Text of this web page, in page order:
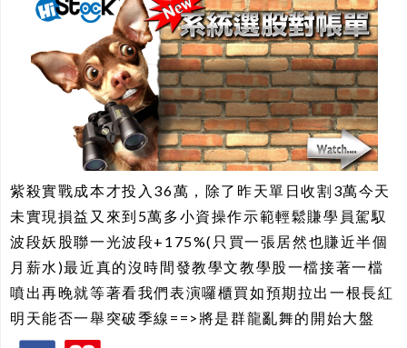
紫殺實戰成本才投入36萬，除了昨天單日收割3萬今天
未實現損益又來到5萬多小資操作示範輕鬆賺學員駕馭
波段妖股聯一光波段+175%(只買一張居然也賺近半個
月薪水)最近真的沒時間發教學文教學股一檔接著一檔
噴出再晚就等著看我們表演囉櫃買如預期拉出一根長紅
明天能否一舉突破季線==>將是群龍亂舞的開始大盤